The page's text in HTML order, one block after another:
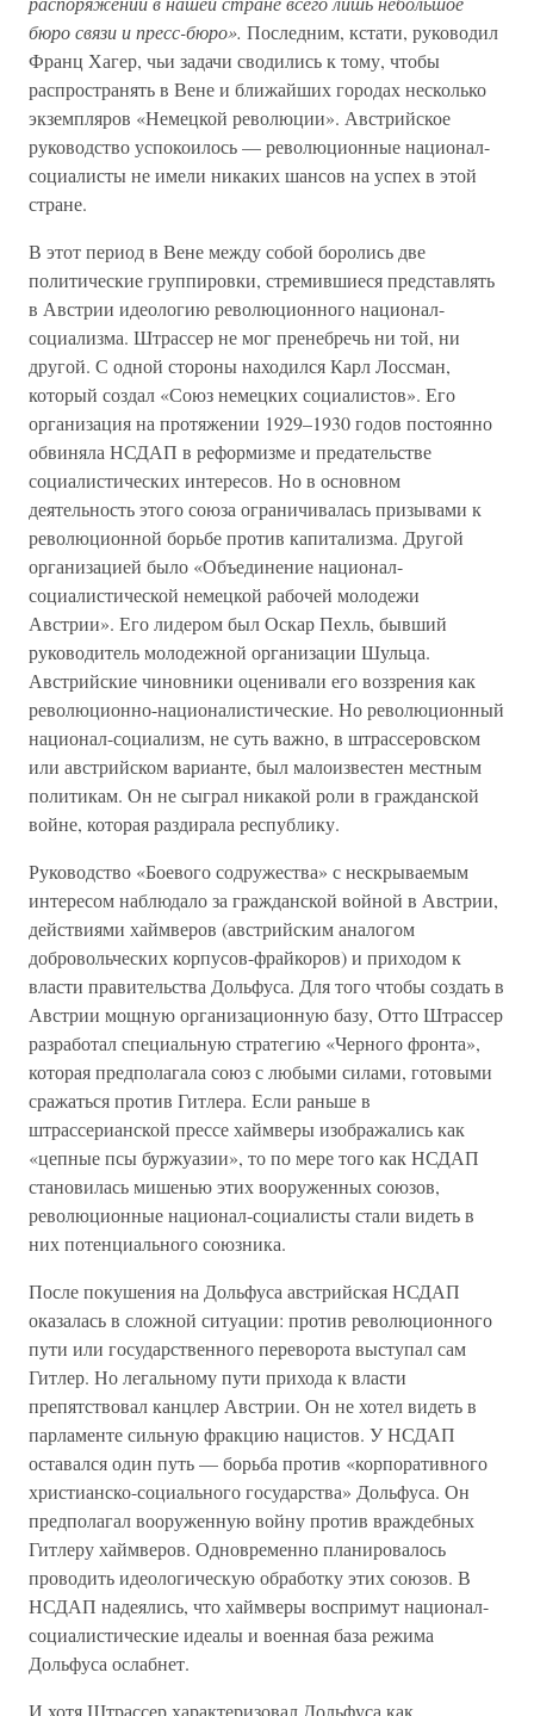
бюро связи и пресс-бюро». Последним, кстати, руководил
Франц Хагер, чьи задачи сводились к тому, чтобы
распространять в Вене и ближайших городах несколько
экземпляров «Немецкой революции». Австрийское
руководство успокоилось — революционные национал-
социалисты не имели никаких шансов на успех в этой
стране.
В этот период в Вене между собой боролись две
политические группировки, стремившиеся представлять
в Австрии идеологию революционного национал-
социализма. Штрассер не мог пренебречь ни той, ни
другой. С одной стороны находился Карл Лоссман,
который создал «Союз немецких социалистов». Его
организация на протяжении 1929–1930 годов постоянно
обвиняла НСДАП в реформизме и предательстве
социалистических интересов. Но в основном
деятельность этого союза ограничивалась призывами к
революционной борьбе против капитализма. Другой
организацией было «Объединение национал-
социалистической немецкой рабочей молодежи
Австрии». Его лидером был Оскар Пехль, бывший
руководитель молодежной организации Шульца.
Австрийские чиновники оценивали его воззрения как
революционно-националистические. Но революционный
национал-социализм, не суть важно, в штрассеровском
или австрийском варианте, был малоизвестен местным
политикам. Он не сыграл никакой роли в гражданской
войне, которая раздирала республику.
Руководство «Боевого содружества» с нескрываемым
интересом наблюдало за гражданской войной в Австрии,
действиями хаймверов (австрийским аналогом
добровольческих корпусов-фрайкоров) и приходом к
власти правительства Дольфуса. Для того чтобы создать в
Австрии мощную организационную базу, Отто Штрассер
разработал специальную стратегию «Черного фронта»,
которая предполагала союз с любыми силами, готовыми
сражаться против Гитлера. Если раньше в
штрассерианской прессе хаймверы изображались как
«цепные псы буржуазии», то по мере того как НСДАП
становилась мишенью этих вооруженных союзов,
революционные национал-социалисты стали видеть в
них потенциального союзника.
После покушения на Дольфуса австрийская НСДАП
оказалась в сложной ситуации: против революционного
пути или государственного переворота выступал сам
Гитлер. Но легальному пути прихода к власти
препятствовал канцлер Австрии. Он не хотел видеть в
парламенте сильную фракцию нацистов. У НСДАП
оставался один путь — борьба против «корпоративного
христианско-социального государства» Дольфуса. Он
предполагал вооруженную войну против враждебных
Гитлеру хаймверов. Одновременно планировалось
проводить идеологическую обработку этих союзов. В
НСДАП надеялись, что хаймверы воспримут национал-
социалистические идеалы и военная база режима
Дольфуса ослабнет.
И хотя Штрассер характеризовал Дольфуса как